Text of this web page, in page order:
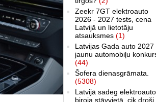
Zeekr 7GT elektroauto
2026 - 2027 tests, cena
Latvijā un lietotāju
atsauksmes (1)
Latvijas Gada auto 2027
jaunu automobiļu
(44)
Šofera dienasgrāmata.
(5308)
Latvijā sadeg elektroauto
biroja stāvvietā, cik droši